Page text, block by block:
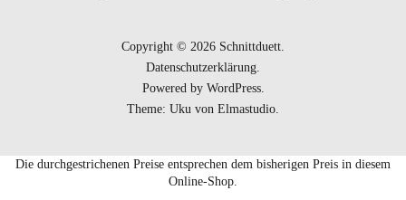
Copyright © 2026 Schnittduett
Datenschutzerklärung
Powered by WordPress
Theme: Uku von Elmastudio
Die durchgestrichenen Preise entsprechen dem bisherigen Preis in diesem
Online-Shop.